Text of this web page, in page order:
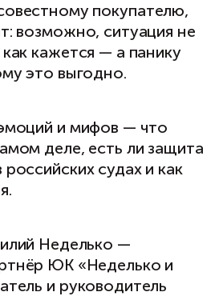
покупателю,
возможно, ситуация не
кажется — а панику
это выгодно.
и мифов — что
деле, есть ли защита
судах и как
Неделько —
ЮК «Неделько и
и руководитель